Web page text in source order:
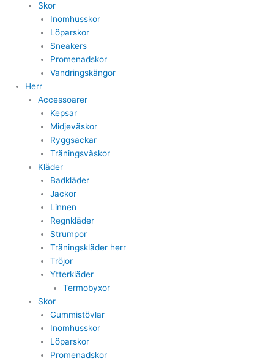
Skor
Inomhusskor
Löparskor
Sneakers
Promenadskor
Vandringskängor
Herr
Accessoarer
Kepsar
Midjeväskor
Ryggsäckar
Träningsväskor
Kläder
Badkläder
Jackor
Linnen
Regnkläder
Strumpor
Träningskläder herr
Tröjor
Ytterkläder
Termobyxor
Skor
Gummistövlar
Inomhusskor
Löparskor
Promenadskor